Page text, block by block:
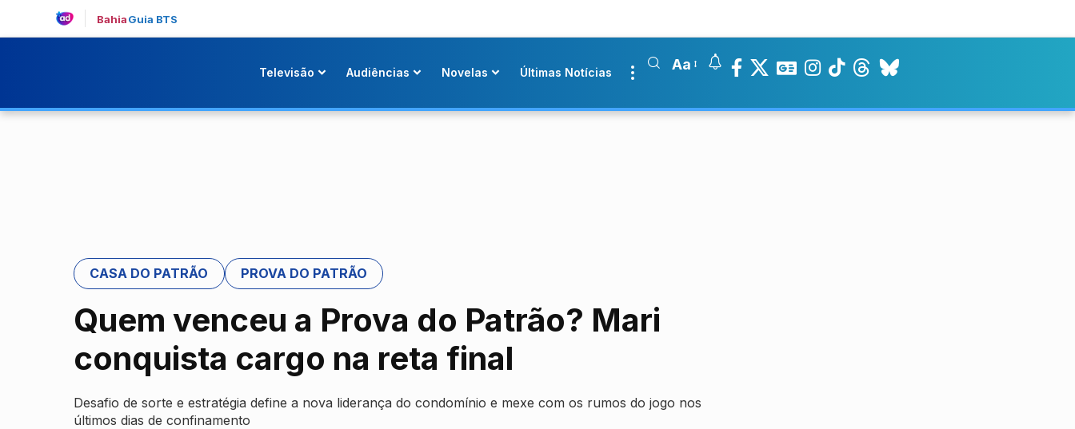
BahiaGuia BTS
Televisão Audiências Novelas Últimas Notícias Aa
CASA DO PATRÃO PROVA DO PATRÃO
Quem venceu a Prova do Patrão? Mari
conquista cargo na reta final
Desafio de sorte e estratégia define a nova liderança do condomínio e mexe com os rumos do jogo nos
últimos dias de confinamento